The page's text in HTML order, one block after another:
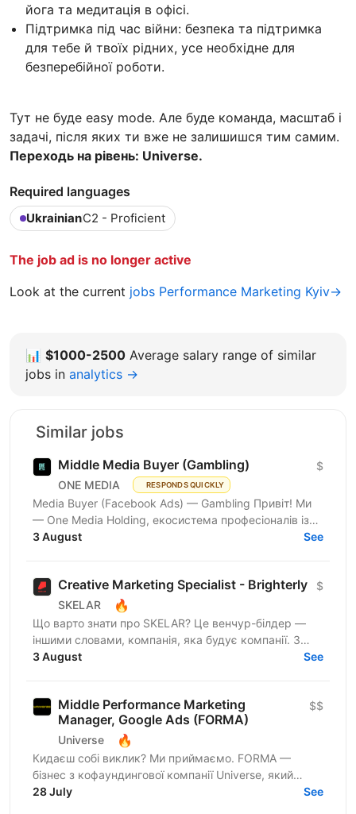
йога та медитація в офісі.
Підтримка під час війни: безпека та підтримка
для тебе й твоїх рідних, усе необхідне для
безперебійної роботи.
Тут не буде easy mode. Але буде команда, масштаб і
задачі, після яких ти вже не залишишся тим самим.
Переходь на рівень: Universe.
Required languages
UkrainianC2 - Proficient
The job ad is no longer active
Look at the current jobs Performance Marketing Kyiv→
📊 $1000-2500 Average salary range of similar
jobs in analytics →
Similar jobs
Middle Media Buyer (Gambling)
ONE MEDIA RESPONDS QUICKLY
$
Media Buyer (Facebook Ads) — Gambling Привіт! Ми
— One Media Holding, екосистема професіоналів із
глибокою експертизою в digital-маркетингу та
3 August See
Creative Marketing Specialist - Brighterly
SKELAR 🔥
$
Що варто знати про SKELAR? Це венчур-білдер —
іншими словами, компанія, яка будує компанії. З
нами фаундери створюють consumer-бізнеси, які
3 August See
Middle Performance Marketing
Manager, Google Ads (FORMA)
Universe 🔥
$$
Кидаєш собі виклик? Ми приймаємо. FORMA —
бізнес з кофаундингової компанії Universe, який
створює сервіси для ефективної взаємодії з
28 July See